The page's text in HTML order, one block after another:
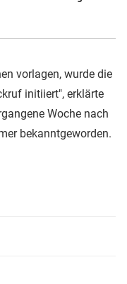
vorlagen, wurde die
initiiert", erklärte
Woche nach
bekanntgeworden.